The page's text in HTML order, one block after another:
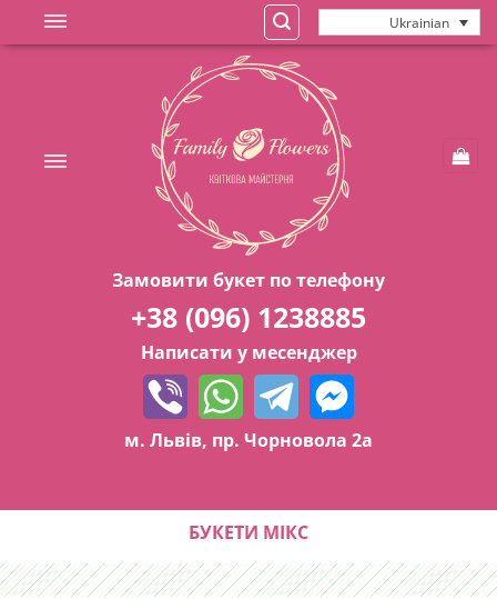
to
Ukrainian
Замовити букет по телефону
+38 (096) 1238885
Написати у месенджер
м. Львів, пр. Чорновола 2а
БУКЕТИ МІКС